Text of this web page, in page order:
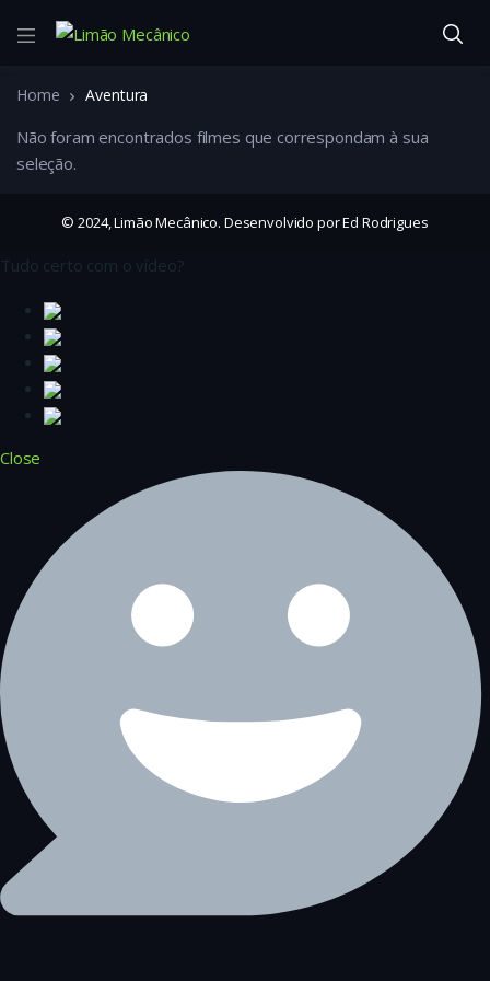
Home Aventura
Não foram encontrados filmes que correspondam à sua
seleção.
© 2024, Limão Mecânico. Desenvolvido por Ed Rodrigues
Tudo certo com o vídeo?
Close